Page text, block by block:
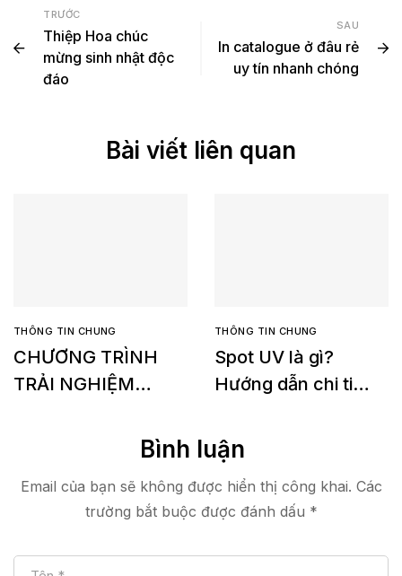
TRƯỚC
Thiệp Hoa chúc
mừng sinh nhật độc
đáo
SAU
In catalogue ở đâu rẻ
uy tín nhanh chóng
Bài viết liên quan
THÔNG TIN CHUNG
CHƯƠNG TRÌNH
TRẢI NGHIỆM
Minolta Accurio
THÔNG TIN CHUNG
Spot UV là gì?
Hướng dẫn chi tiết
UV
Bình luận
Email của bạn sẽ không được hiển thị công khai. Các
trường bắt buộc được đánh dấu *